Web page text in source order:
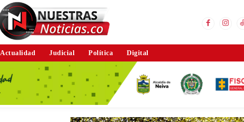
Actualidad Judicial Política Digital